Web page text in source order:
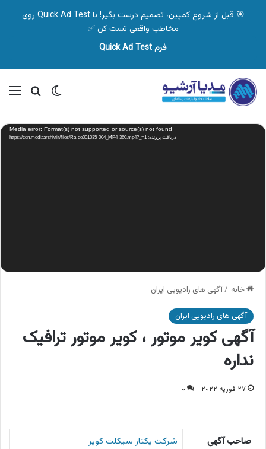
🎯 قبل از شروع کمپین، تصمیم درست بگیر! با Quick Ad Test روی
مخاطب واقعی تست کن ✅
فرم Quick Ad Test
تغییر پوسته
نمایشگر
ویدیو Media error: Format(s) not supported or source(s) not found
دریافت پرونده: https://cdn.mediaarshiv.ir/files/Ra-de001035-004_MP4-360.mp4?_=1
خانه /آگهی های رادیویی ایران
آگهی های رادیویی ایران
آگهی کویر موتور ، کویر موتور ترافیک
نداره
۲۷ فوریه ۲۰۲۲ ۰
صاحب آگهی
شرکت یکتاز سیکلت کویر